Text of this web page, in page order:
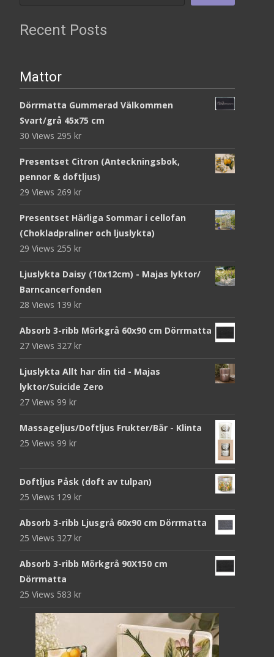
Recent Posts
Mattor
Dörrmatta Gummerad Välkommen
Svart/grå 45x75 cm
30 Views 295 kr
Presentset Citron (Anteckningsbok,
pennor & doftljus)
29 Views 269 kr
Presentset Härliga Sommar i cellofan
(Chokladpraliner och ljuslykta)
29 Views 255 kr
Ljuslykta Daisy (10x12cm) - Majas lyktor/
Barncancerfonden
28 Views 139 kr
Absorb 3-ribb Mörkgrå 60x90 cm Dörrmatta
27 Views 327 kr
Ljuslykta Allt har din tid - Majas
lyktor/Suicide Zero
27 Views 99 kr
Massageljus/Doftljus Frukter/Bär - Klinta
25 Views 99 kr
Doftljus Påsk (doft av tulpan)
25 Views 129 kr
Absorb 3-ribb Ljusgrå 60x90 cm Dörrmatta
25 Views 327 kr
Absorb 3-ribb Mörkgrå 90X150 cm
Dörrmatta
25 Views 583 kr